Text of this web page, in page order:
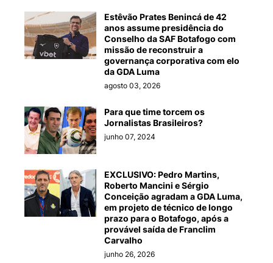
Estêvão Prates Benincá de 42
anos assume presidência do
Conselho da SAF Botafogo com
missão de reconstruir a
governança corporativa com elo
da GDA Luma
agosto 03, 2026
Para que time torcem os
Jornalistas Brasileiros?
junho 07, 2024
EXCLUSIVO: Pedro Martins,
Roberto Mancini e Sérgio
Conceição agradam a GDA Luma,
em projeto de técnico de longo
prazo para o Botafogo, após a
provável saída de Franclim
Carvalho
junho 26, 2026